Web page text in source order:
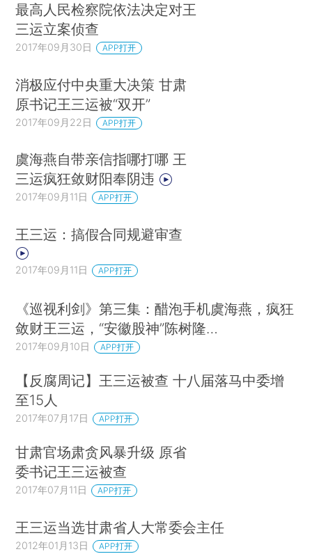
最高人民检察院依法决定对王
三运立案侦查
2017年09月30日 APP打开
消极应付中央重大决策 甘肃
原书记王三运被“双开”
2017年09月22日 APP打开
虞海燕自带亲信指哪打哪 王
三运疯狂敛财阳奉阴违
2017年09月11日 APP打开
王三运：搞假合同规避审查
2017年09月11日 APP打开
《巡视利剑》第三集：醋泡手机虞海燕，疯狂
敛财王三运，“安徽股神”陈树隆…
2017年09月10日 APP打开
【反腐周记】王三运被查 十八届落马中委增
至15人
2017年07月17日 APP打开
甘肃官场肃贪风暴升级 原省
委书记王三运被查
2017年07月11日 APP打开
王三运当选甘肃省人大常委会主任
2012年01月13日 APP打开